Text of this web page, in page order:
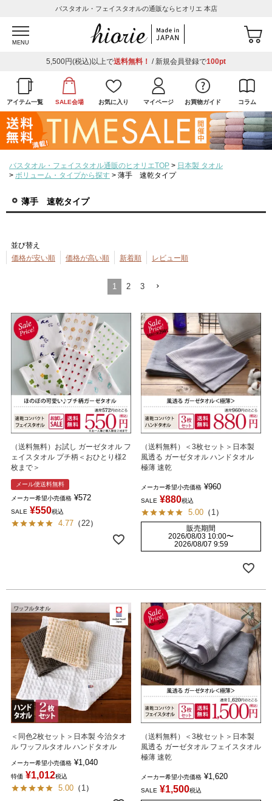
バスタオル・フェイスタオルの通販ならヒオリエ 本店
MENU
5,500円(税込)以上で送料無料！ / 新規会員登録で100pt
アイテム一覧 SALE会場 お気に入り マイページ お買物ガイド コラム
バスタオル・フェイスタオル通販のヒオリエTOP
日本製 タオル
ボリューム・タイプから探す
薄手 速乾タイプ
薄手 速乾タイプ
並び替え
価格が安い順
価格が高い順 新着順 レビュー順
1 2 3
（送料無料）お試し ガーゼタオル フ
ェイスタオル プチ柄＜おひとり様2
枚まで＞
メール便送料無料
メーカー希望小売価格 ¥572
SALE ¥550税込
4.77 （ 22）
（送料無料）＜3枚セット＞日本製
風透る ガーゼタオル ハンドタオル
極薄 速乾
メーカー希望小売価格 ¥960
SALE ¥880税込
5.00 （ 1 ）
販売期間
2026/08/03 10:00〜
2026/08/07 9:59
＜同色2枚セット＞日本製 今治タオ
ル ワッフルタオル ハンドタオル
メーカー希望小売価格 ¥1,040
特価 ¥1,012税込
5.00 （ 1 ）
（送料無料）＜3枚セット＞日本製
風透る ガーゼタオル フェイスタオル
極薄 速乾
メーカー希望小売価格 ¥1,620
SALE ¥1,500税込